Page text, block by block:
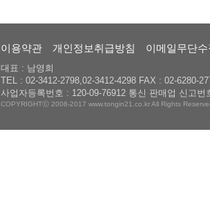
이용약관 개인정보취급방침 이메일무단
대표 : 남영희
TEL : 02-3412-2798,02-3412-4298 FAX : 02-6280-
사업자등록번호 : 120-09-76912 통신 판매업 신고번
COPYRIGHTⓒ 2008-2017 www.tongin21.co.kr All Rights